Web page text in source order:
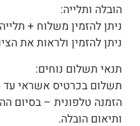
הובלה ותלייה:
ניתן להזמין משלוח + תלייה
ניתן להזמין ולראות את
תנאי תשלום נוחים:
תשלום בכרטיס אשראי עד 6 תשלומים ללא ריבית.
הזמנה טלפונית – בסיום
ותיאום הובלה.